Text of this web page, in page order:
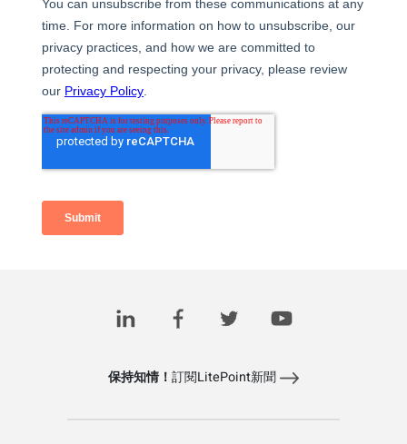
保持知情！ 訂閱LitePoint新聞